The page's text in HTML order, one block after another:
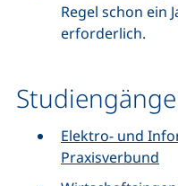
Regel schon ein
erforderlich.
Elektro- und
Praxisverbund